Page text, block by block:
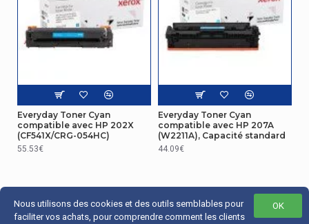
Everyday Toner Cyan
compatible avec HP 202X
(CF541X/CRG-054HC)
55.53€
Everyday Toner Cyan
compatible avec HP 207A
(W2211A), Capacité standard
44.09€
OK
Nous utilisons des cookies et des outils semblables pour
faciliter vos achats, pour comprendre comment les clients